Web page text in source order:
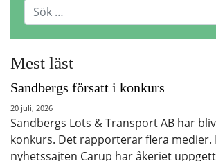
Mest läst
Sandbergs försatt i konkurs
20 juli, 2026
Sandbergs Lots & Transport AB har
konkurs. Det rapporterar flera medier.
nyhetssajten Carup har åkeriet